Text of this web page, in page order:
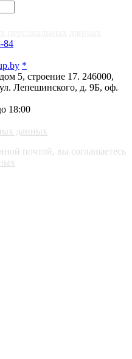
84
*
5, строение 17. 246000,
Лепешинского, д. 9Б, оф.
18:00
данных
почтой, вы соглашаетесь